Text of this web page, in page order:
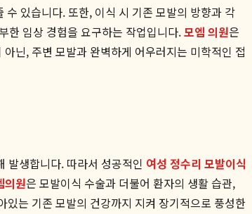
있습니다. 또한, 이식 시 기존 모발의 방향과 각
한 임상 경험을 요구하는 작업입니다.모엠 의원은
닌, 주변 모발과 완벽하게 어우러지는 미학적인 접
발생합니다. 따라서 성공적인 여성 정수리 모발이식
의원은 모발이식 수술과 더불어 환자의 생활 습관,
는 기존 모발의 건강까지 지켜 장기적으로 풍성한